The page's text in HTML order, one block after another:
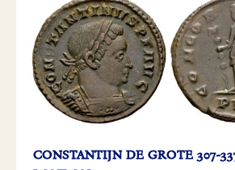
CONSTANTIJN DE GROTE 307-